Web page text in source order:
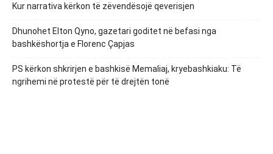
Kur narrativa kërkon të zëvendësojë qeverisjen
Dhunohet Elton Qyno, gazetari goditet në befasi nga
bashkëshortja e Florenc Çapjas
PS kërkon shkrirjen e bashkisë Memaliaj, kryebashkiaku: Të
ngrihemi në protestë për të drejtën tonë